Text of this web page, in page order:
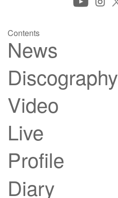
Contents
News
Discography
Video
Live
Profile
Diary